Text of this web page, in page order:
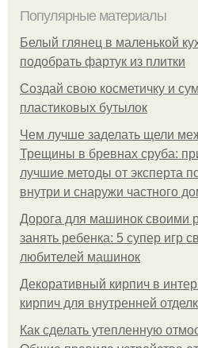
Популярные материалы
Белый глянец в маленькой
подобрать фартук из плитки
Создай свою косметичку и
пластиковых бутылок
Чем лучше заделать щели
Трещины в бревнах сруба:
лучшие методы от эксперта
внутри и снаружи частного
Дорога для машинок своими
занять ребенка: 5 супер игр
любителей машинок
Декоративный кирпич в
кирпич для внутренней
Как сделать утепленную